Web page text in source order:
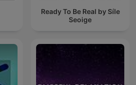
Ready To Be Real by Síle
Seoige